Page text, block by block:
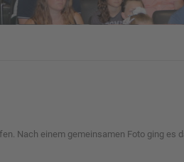
Nach einem gemeinsamen Foto ging es